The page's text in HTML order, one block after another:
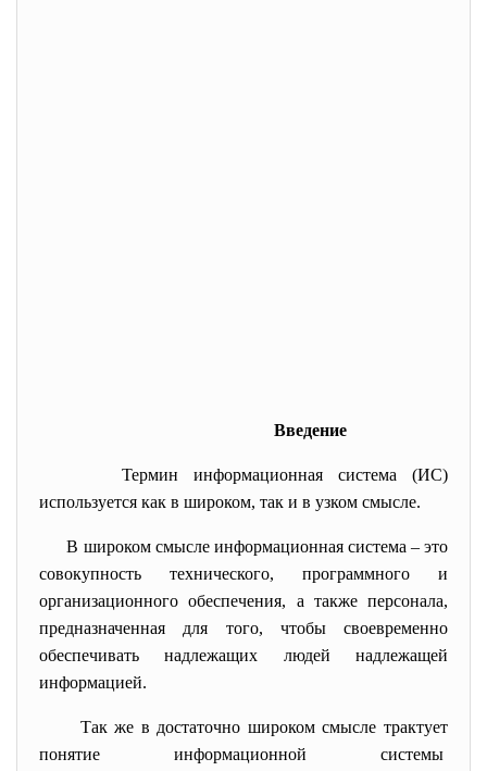
Введение
Термин информационная система (ИС)
используется как в широком, так и в узком смысле.
В широком смысле информационная система – это
совокупность технического, программного и
организационного обеспечения, а также персонала,
предназначенная для того, чтобы своевременно
обеспечивать надлежащих людей надлежащей
информацией.
Так же в достаточно широком смысле трактует
понятие информационной системы